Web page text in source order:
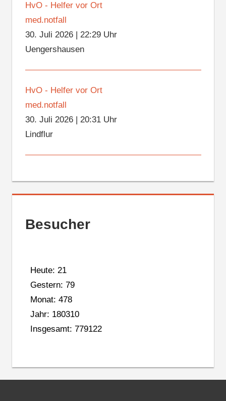
HvO - Helfer vor Ort
med.notfall
30. Juli 2026| 22:29 Uhr
Uengershausen
HvO - Helfer vor Ort
med.notfall
30. Juli 2026| 20:31 Uhr
Lindflur
Besucher
Heute: 21
Gestern: 79
Monat: 478
Jahr: 180310
Insgesamt: 779122